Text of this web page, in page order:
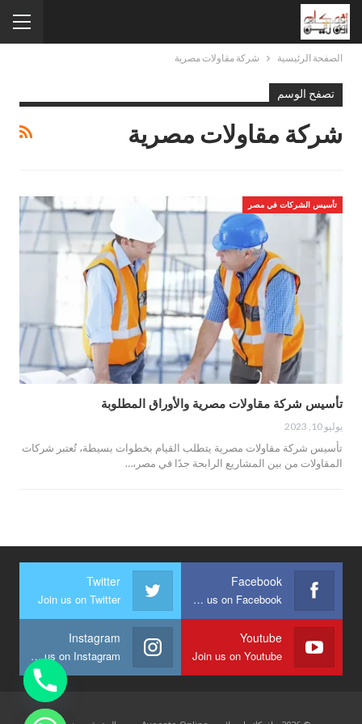
الصفحة الرئيسية شركة مقاولات مصرية
تصفح الوسم
شركة مقاولات مصرية
تأسيس الشركات في مصر
تأسيس شركة مقاولات مصرية والأوراق المطلوبة
يوليو 10, 2023
تأسيس شركة مقاولات مصرية يتطلب القيام بخطوات بسيطة، تُعتبر شركات
المقاولات من بين المشاريع الرابحة جدًا في مصر،…
Facebook
Join us on Facebook
Twitter
Join us on Twitter
Youtube
Join us on Youtube
Instagram
Join us on Instagram